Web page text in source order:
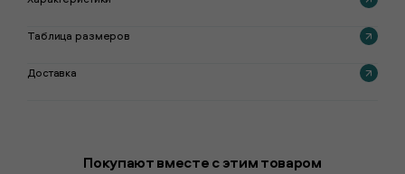
Таблица размеров
Доставка
Покупают вместе с этим товаром